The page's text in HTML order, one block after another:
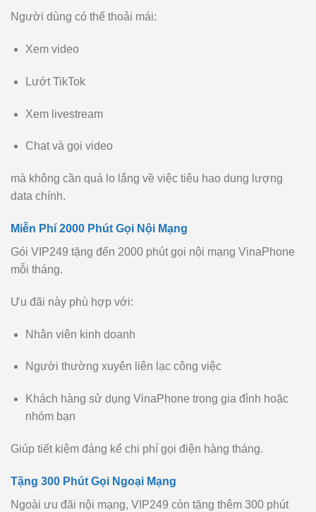
Người dùng có thể thoải mái:
Xem video
Lướt TikTok
Xem livestream
Chat và gọi video
mà không cần quá lo lắng về việc tiêu hao dung lượng
data chính.
Miễn Phí 2000 Phút Gọi Nội Mạng
Gói VIP249 tặng đến 2000 phút gọi nội mạng VinaPhone
mỗi tháng.
Ưu đãi này phù hợp với:
Nhân viên kinh doanh
Người thường xuyên liên lạc công việc
Khách hàng sử dụng VinaPhone trong gia đình hoặc
nhóm bạn
Giúp tiết kiệm đáng kể chi phí gọi điện hàng tháng.
Tặng 300 Phút Gọi Ngoại Mạng
Ngoài ưu đãi nội mạng, VIP249 còn tặng thêm 300 phút